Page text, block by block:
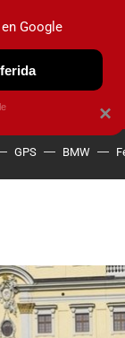
GPS BMW
×
Google